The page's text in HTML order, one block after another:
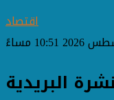
اقتصاد
البريدية